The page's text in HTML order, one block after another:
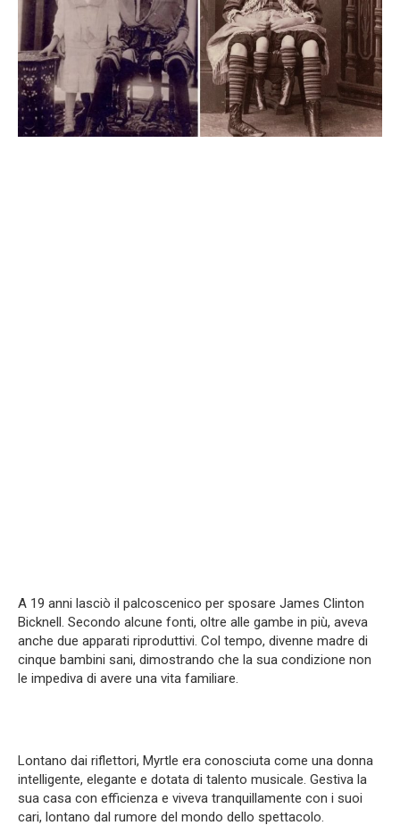
A 19 anni lasciò il palcoscenico per sposare James Clinton
Bicknell. Secondo alcune fonti, oltre alle gambe in più, aveva
anche due apparati riproduttivi. Col tempo, divenne madre di
cinque bambini sani, dimostrando che la sua condizione non
le impediva di avere una vita familiare.
Lontano dai riflettori, Myrtle era conosciuta come una donna
intelligente, elegante e dotata di talento musicale. Gestiva la
sua casa con efficienza e viveva tranquillamente con i suoi
cari, lontano dal rumore del mondo dello spettacolo.